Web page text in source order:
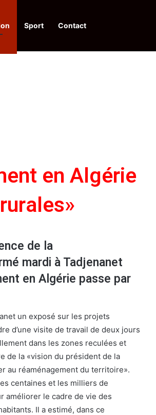
Sport Contact
dans un climat de sécurité et de stabilité
en Algérie
de la
mardi à Tadjenanet
en Algérie passe par
un exposé sur les projets
d’une visite de travail de deux jours
dans les zones reculées et
de la «vision du président de la
au réaménagement du territoire».
centaines et les milliers de
améliorer le cadre de vie des
Il a estimé, dans ce